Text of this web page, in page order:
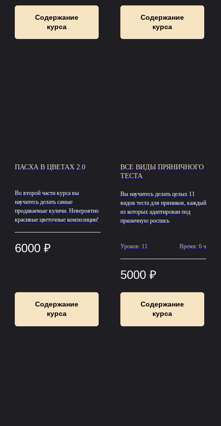
Содержание
курса
Содержание
курса
ПАСХА В ЦВЕТАХ 2.0
Во второй части курса вы
научитесь делать самые
продаваемые куличи. Невероятно
красивые цветочные композиции!
6000 ₽
Содержание
курса
ВСЕ ВИДЫ ПРЯНИЧНОГО
ТЕСТА
Вы научитесь делать целых 11
видов теста для пряников, каждый
из которых адаптирован под
пряничную роспись
Уроков: 11 Время: 6 ч
5000 ₽
Содержание
курса